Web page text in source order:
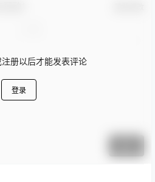
册以后才能发表评论
登录